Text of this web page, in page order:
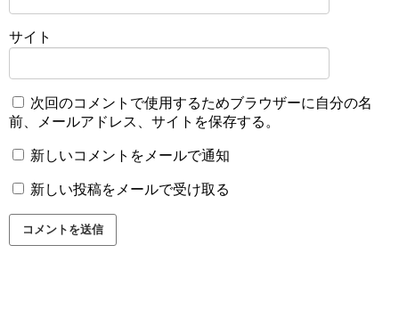
サイト
次回のコメントで使用するためブラウザーに自分の名
前、メールアドレス、サイトを保存する。
新しいコメントをメールで通知
新しい投稿をメールで受け取る